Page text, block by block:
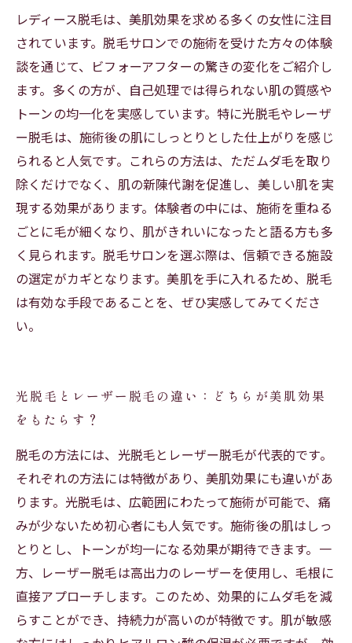
レディース脱毛は、美肌効果を求める多くの女性に注目
されています。脱毛サロンでの施術を受けた方々の体験
談を通じて、ビフォーアフターの驚きの変化をご紹介し
ます。多くの方が、自己処理では得られない肌の質感や
トーンの均一化を実感しています。特に光脱毛やレーザ
ー脱毛は、施術後の肌にしっとりとした仕上がりを感じ
られると人気です。これらの方法は、ただムダ毛を取り
除くだけでなく、肌の新陳代謝を促進し、美しい肌を実
現する効果があります。体験者の中には、施術を重ねる
ごとに毛が細くなり、肌がきれいになったと語る方も多
く見られます。脱毛サロンを選ぶ際は、信頼できる施設
の選定がカギとなります。美肌を手に入れるため、脱毛
は有効な手段であることを、ぜひ実感してみてくださ
い。
光脱毛とレーザー脱毛の違い：どちらが美肌効果
をもたらす？
脱毛の方法には、光脱毛とレーザー脱毛が代表的です。
それぞれの方法には特徴があり、美肌効果にも違いがあ
ります。光脱毛は、広範囲にわたって施術が可能で、痛
みが少ないため初心者にも人気です。施術後の肌はしっ
とりとし、トーンが均一になる効果が期待できます。一
方、レーザー脱毛は高出力のレーザーを使用し、毛根に
直接アプローチします。このため、効果的にムダ毛を減
らすことができ、持続力が高いのが特徴です。肌が敏感